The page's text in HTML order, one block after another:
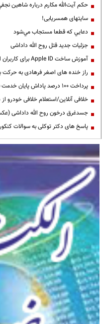
حكم آيت‌الله مكارم درباره شاهين
سایتهای همسریابی!
دعايي كه قطعا مستجاب مي‌شود
جزئیات جدید قتل روح الله داداشی
آموزش ساخت Apple ID برای کاربران ایرانی
راز خنده های اصغر فرهادی به حرکت
پرداخت ۱۰۰ درصد پاداش پایان خدمت فرهنگیان
خلافی آنلاین/استعلام خلافی خودرو
جسدغرق درخون روح الله داداشی
پاسخ های دکتر توکلی به سوالات